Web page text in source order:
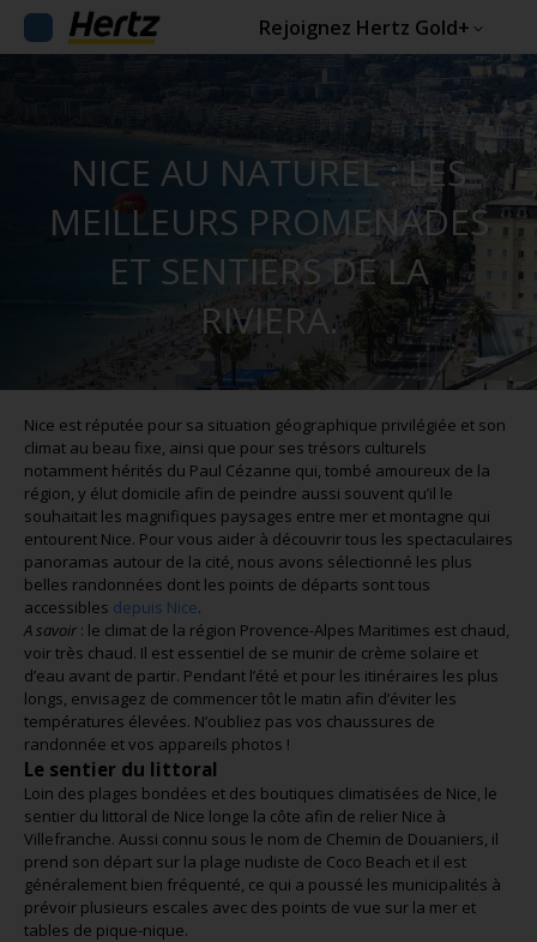
Rejoignez Hertz Gold+
NICE AU NATUREL : LES
MEILLEURS PROMENADES
ET SENTIERS DE LA
RIVIERA.
Nice est réputée pour sa situation géographique privilégiée et son
climat au beau fixe, ainsi que pour ses trésors culturels
notamment hérités du Paul Cézanne qui, tombé amoureux de la
région, y élut domicile afin de peindre aussi souvent qu’il le
souhaitait les magnifiques paysages entre mer et montagne qui
entourent Nice. Pour vous aider à découvrir tous les spectaculaires
panoramas autour de la cité, nous avons sélectionné les plus
belles randonnées dont les points de départs sont tous
accessibles depuis Nice.
A savoir : le climat de la région Provence-Alpes Maritimes est chaud,
voir très chaud. Il est essentiel de se munir de crème solaire et
d’eau avant de partir. Pendant l’été et pour les itinéraires les plus
longs, envisagez de commencer tôt le matin afin d’éviter les
températures élevées. N’oubliez pas vos chaussures de
randonnée et vos appareils photos !
Le sentier du littoral
Loin des plages bondées et des boutiques climatisées de Nice, le
sentier du littoral de Nice longe la côte afin de relier Nice à
Villefranche. Aussi connu sous le nom de Chemin de Douaniers, il
prend son départ sur la plage nudiste de Coco Beach et il est
généralement bien fréquenté, ce qui a poussé les municipalités à
prévoir plusieurs escales avec des points de vue sur la mer et
tables de pique-nique.